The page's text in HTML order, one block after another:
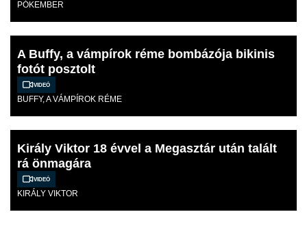
PÓKEMBER
A Buffy, a vámpírok réme bombázója bikinis
fotót posztolt
Videó
BUFFY, A VÁMPÍROK RÉME
Király Viktor 18 évvel a Megasztár után talált
rá önmagára
Videó
KIRÁLY VIKTOR